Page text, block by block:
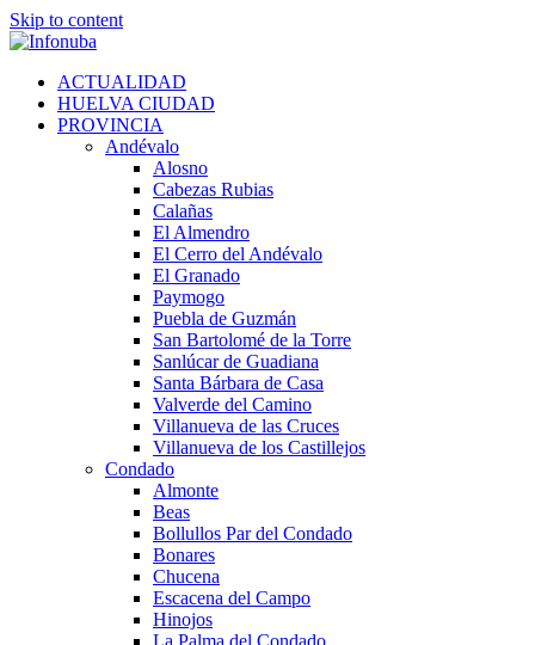
Skip to content
ACTUALIDAD
HUELVA CIUDAD
PROVINCIA
Andévalo
Alosno
Cabezas Rubias
Calañas
El Almendro
El Cerro del Andévalo
El Granado
Paymogo
Puebla de Guzmán
San Bartolomé de la Torre
Sanlúcar de Guadiana
Santa Bárbara de Casa
Valverde del Camino
Villanueva de las Cruces
Villanueva de los Castillejos
Condado
Almonte
Beas
Bollullos Par del Condado
Bonares
Chucena
Escacena del Campo
Hinojos
La Palma del Condado